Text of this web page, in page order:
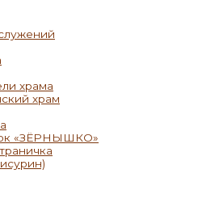
храма
храм
«ЗЁРНЫШКО»